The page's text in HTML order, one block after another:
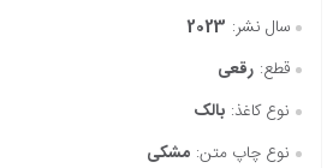
سال نشر: 2023
قطع: رقعی
نوع کاغذ: بالک
نوع چاپ متن: مشکی